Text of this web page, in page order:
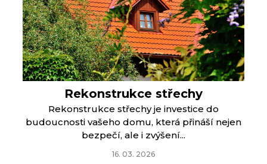
Rekonstrukce střechy
Rekonstrukce střechy je investice do
budoucnosti vašeho domu, která přináší nejen
bezpečí, ale i zvýšení...
16. 03. 2026